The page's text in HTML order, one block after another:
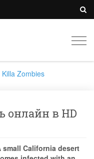
Killa Zombies
онлайн в HD
small California desert